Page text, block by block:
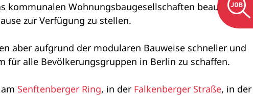
kommunalen Wohnungsbaugesellschaften beauftragt,
zur Verfügung zu stellen.
aber aufgrund der modularen Bauweise schneller und
alle Bevölkerungsgruppen in Berlin zu schaffen.
Senftenberger Ring, in der Falkenberger Straße, in der